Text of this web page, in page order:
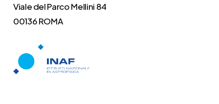
Viale del Parco Mellini 84
00136 ROMA